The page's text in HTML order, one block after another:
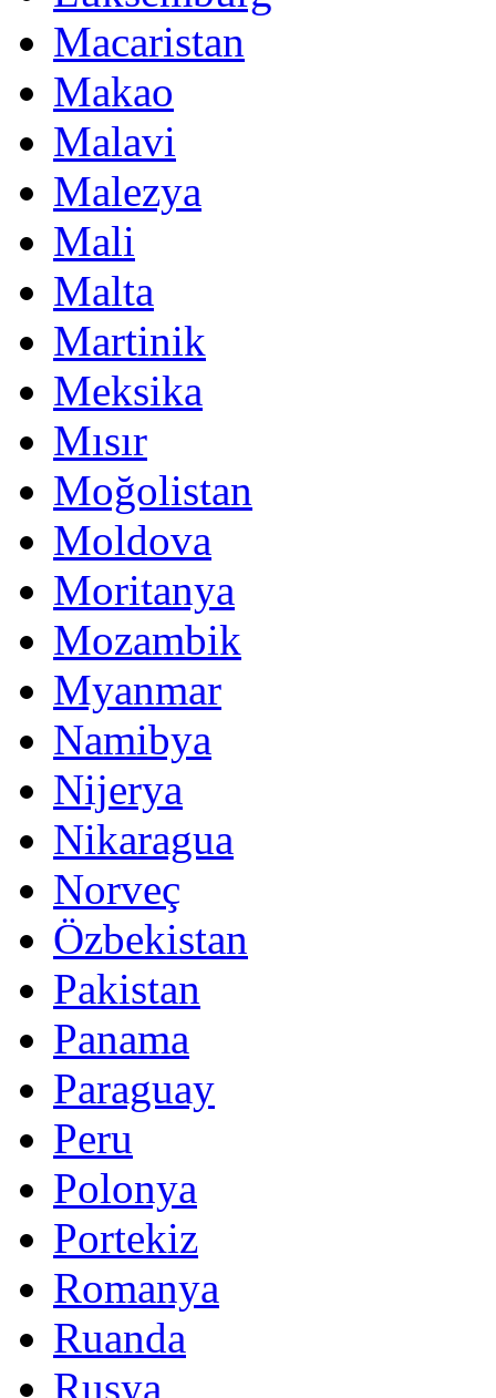
Macaristan
Makao
Malavi
Malezya
Mali
Malta
Martinik
Meksika
Mısır
Moğolistan
Moldova
Moritanya
Mozambik
Myanmar
Namibya
Nijerya
Nikaragua
Norveç
Özbekistan
Pakistan
Panama
Paraguay
Peru
Polonya
Portekiz
Romanya
Ruanda
Rusya